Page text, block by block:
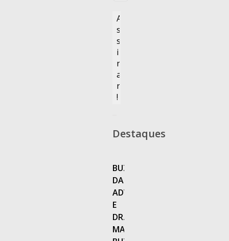
Destaques
BUZAGLO
DANTAS
ADVOGADOS
E
DR.
MARCELO